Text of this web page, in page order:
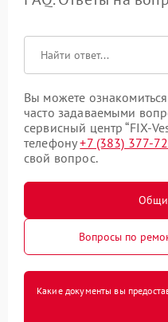
Вы можете
часто задаваемыми
сервисный центр “FIX-
телефону+7 (383) 377-
свой вопрос.
Вопросы по
Какие документы вы